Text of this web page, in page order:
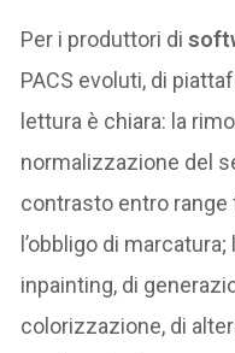
Per i produttori di
PACS evoluti, di
lettura è chiara: la
normalizzazione del
contrasto entro
l’obbligo di
inpainting, di
colorizzazione, di